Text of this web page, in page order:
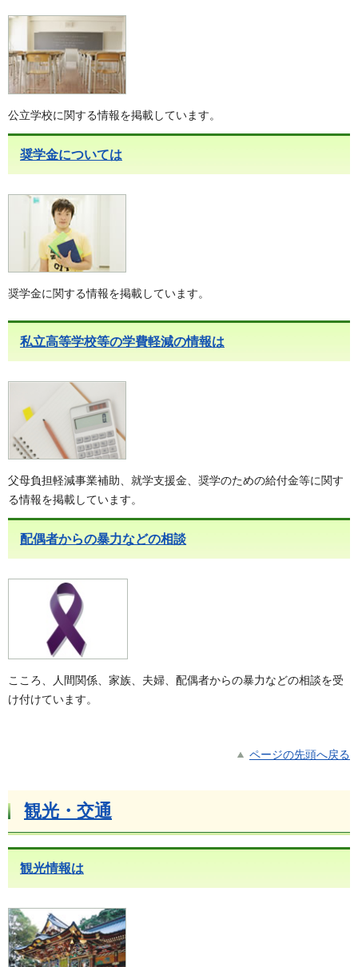
公立学校に関する情報を掲載しています。
奨学金については
奨学金に関する情報を掲載しています。
私立高等学校等の学費軽減の情報は
父母負担軽減事業補助、就学支援金、奨学のための給付金等に関す
る情報を掲載しています。
配偶者からの暴力などの相談
こころ、人間関係、家族、夫婦、配偶者からの暴力などの相談を受
け付けています。
ページの先頭へ戻る
観光・交通
観光情報は